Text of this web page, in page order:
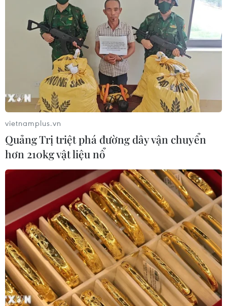
Phú Thọ làm rõ sự cố y khoa khiến bé
trai 8 tuổi tử vong sau mổ ruột thừa
08/08/2026 10:28
Cuộc tìm kiếm và vá lại những 'trái
07/08/2026 04:03
Hà Nội cảnh báo về việc sử dụng tế
bào gốc trong khám chữa bệnh, làm
đẹp
07/08/2026 03:03
Thắp lên hy vọng cho bệnh nhân
nghèo từ 'phòng khám 0 đồng' ở An
Giang
07/08/2026 02:00
Ca vi phẫu ghép da đầu hiếm gặp
vietnamplus.vn
Quảng Trị triệt phá đường dây vận chuyển
hơn 210kg vật liệu nổ